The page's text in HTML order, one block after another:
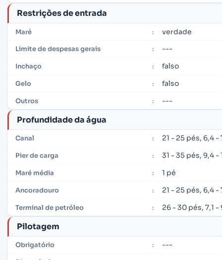
Restrições de entrada
Maré : verdade
Limite de despesas gerais : ---
Inchaço : falso
Gelo : falso
Outros : ---
Profundidade da água
Canal : 21 - 25 pés, 6,4
Pier de carga : 31 - 35 pés, 9,4 -
Maré média : 1 pé
Ancoradouro : 21 - 25 pés, 6,4
Terminal de petróleo : 26 - 30 pés, 7,1 -
Pilotagem
Obrigatório : ---